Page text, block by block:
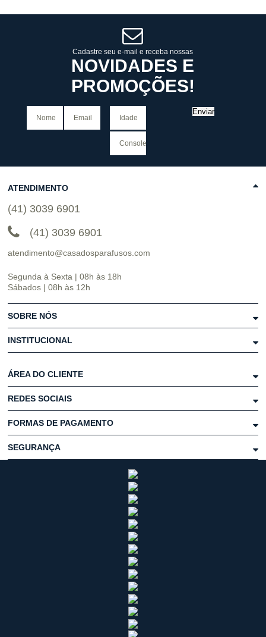
10 x de R$ 255,09
Cadastre seu e-mail e receba nossas
NOVIDADES E
PROMOÇÕES!
Enviar
ATENDIMENTO
(41) 3039 6901
(41) 3039 6901
atendimento@casadosparafusos.com
Segunda à Sexta | 08h às 18h
Sábados | 08h às 12h
SOBRE NÓS
INSTITUCIONAL
ÁREA DO CLIENTE
REDES SOCIAIS
FORMAS DE PAGAMENTO
SEGURANÇA